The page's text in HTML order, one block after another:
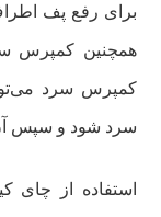
برای رفع پف
همچنین کمپرس
کمپرس سرد
سرد شود و سپس
استفاده از